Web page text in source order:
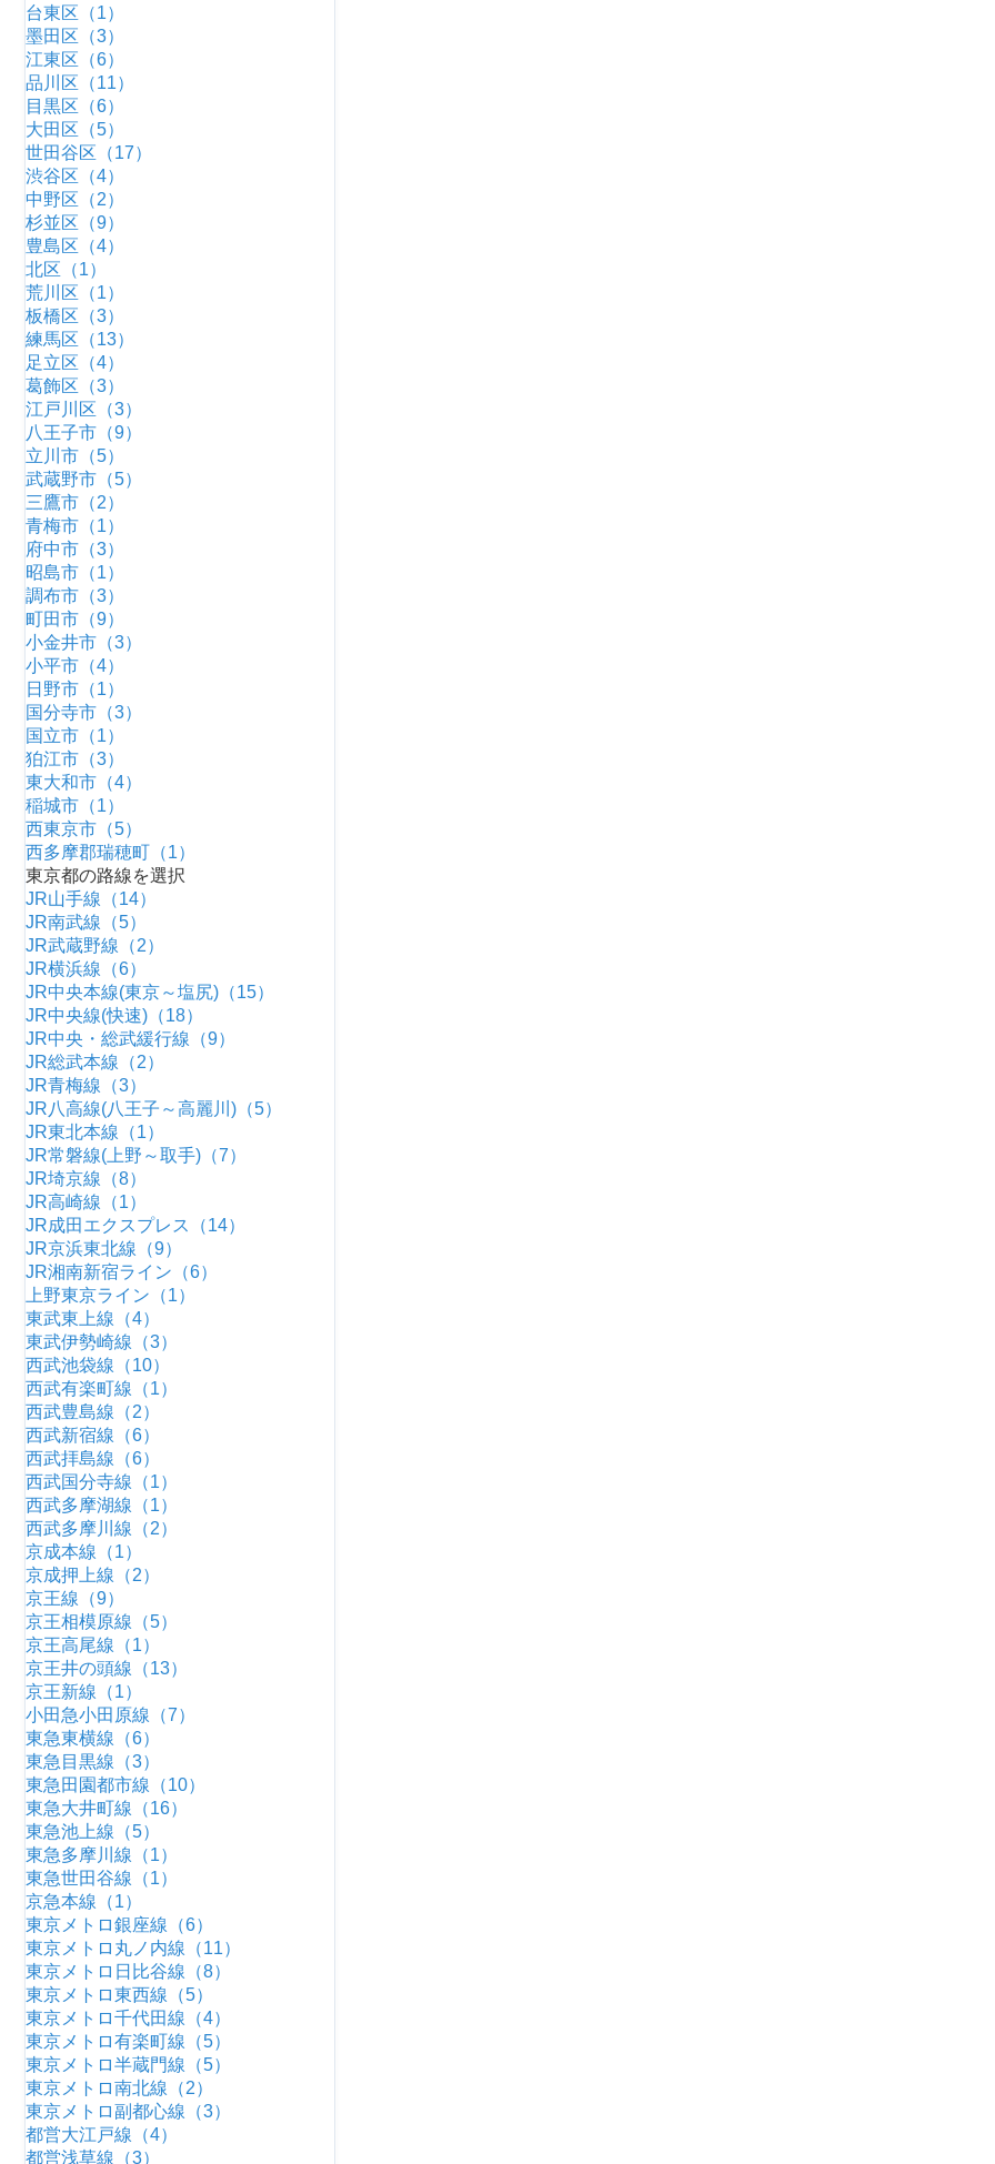
台東区（1）
墨田区（3）
江東区（6）
品川区（11）
目黒区（6）
大田区（5）
世田谷区（17）
渋谷区（4）
中野区（2）
杉並区（9）
豊島区（4）
北区（1）
荒川区（1）
板橋区（3）
練馬区（13）
足立区（4）
葛飾区（3）
江戸川区（3）
八王子市（9）
立川市（5）
武蔵野市（5）
三鷹市（2）
青梅市（1）
府中市（3）
昭島市（1）
調布市（3）
町田市（9）
小金井市（3）
小平市（4）
日野市（1）
国分寺市（3）
国立市（1）
狛江市（3）
東大和市（4）
稲城市（1）
西東京市（5）
西多摩郡瑞穂町（1）
東京都の路線を選択
JR山手線（14）
JR南武線（5）
JR武蔵野線（2）
JR横浜線（6）
JR中央本線(東京～塩尻)（15）
JR中央線(快速)（18）
JR中央・総武緩行線（9）
JR総武本線（2）
JR青梅線（3）
JR八高線(八王子～高麗川)（5）
JR東北本線（1）
JR常磐線(上野～取手)（7）
JR埼京線（8）
JR高崎線（1）
JR成田エクスプレス（14）
JR京浜東北線（9）
JR湘南新宿ライン（6）
上野東京ライン（1）
東武東上線（4）
東武伊勢崎線（3）
西武池袋線（10）
西武有楽町線（1）
西武豊島線（2）
西武新宿線（6）
西武拝島線（6）
西武国分寺線（1）
西武多摩湖線（1）
西武多摩川線（2）
京成本線（1）
京成押上線（2）
京王線（9）
京王相模原線（5）
京王高尾線（1）
京王井の頭線（13）
京王新線（1）
小田急小田原線（7）
東急東横線（6）
東急目黒線（3）
東急田園都市線（10）
東急大井町線（16）
東急池上線（5）
東急多摩川線（1）
東急世田谷線（1）
京急本線（1）
東京メトロ銀座線（6）
東京メトロ丸ノ内線（11）
東京メトロ日比谷線（8）
東京メトロ東西線（5）
東京メトロ千代田線（4）
東京メトロ有楽町線（5）
東京メトロ半蔵門線（5）
東京メトロ南北線（2）
東京メトロ副都心線（3）
都営大江戸線（4）
都営浅草線（3）